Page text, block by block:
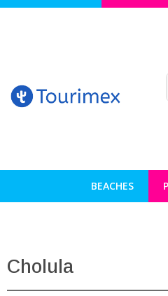
BEACHES
Cholula